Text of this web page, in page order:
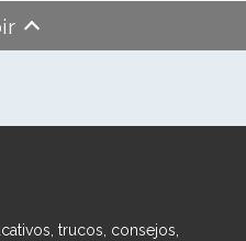
trucos, consejos,